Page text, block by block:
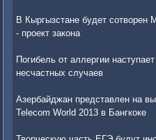
В Кыргызстане будет сотворен
- проект закона
Погибель от аллергии
несчастных случаев
Азербайджан представлен на
Telecom World 2013 в Бангкоке